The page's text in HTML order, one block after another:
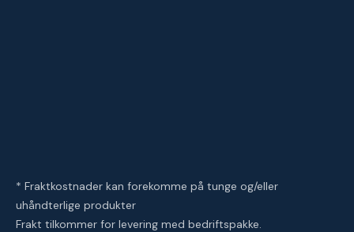
* Fraktkostnader kan forekomme på tunge og/eller
uhåndterlige produkter
Frakt tilkommer for levering med bedriftspakke.